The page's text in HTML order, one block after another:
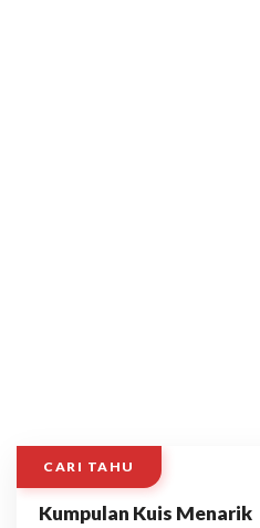
CARI TAHU
Kumpulan Kuis Menarik